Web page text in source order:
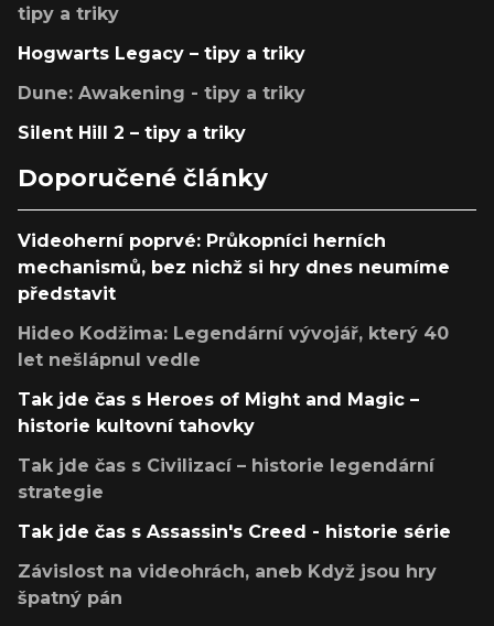
tipy a triky
Hogwarts Legacy – tipy a triky
Dune: Awakening - tipy a triky
Silent Hill 2 – tipy a triky
Doporučené články
Videoherní poprvé: Průkopníci herních
mechanismů, bez nichž si hry dnes neumíme
představit
Hideo Kodžima: Legendární vývojář, který 40
let nešlápnul vedle
Tak jde čas s Heroes of Might and Magic –
historie kultovní tahovky
Tak jde čas s Civilizací – historie legendární
strategie
Tak jde čas s Assassin's Creed - historie série
Závislost na videohrách, aneb Když jsou hry
špatný pán